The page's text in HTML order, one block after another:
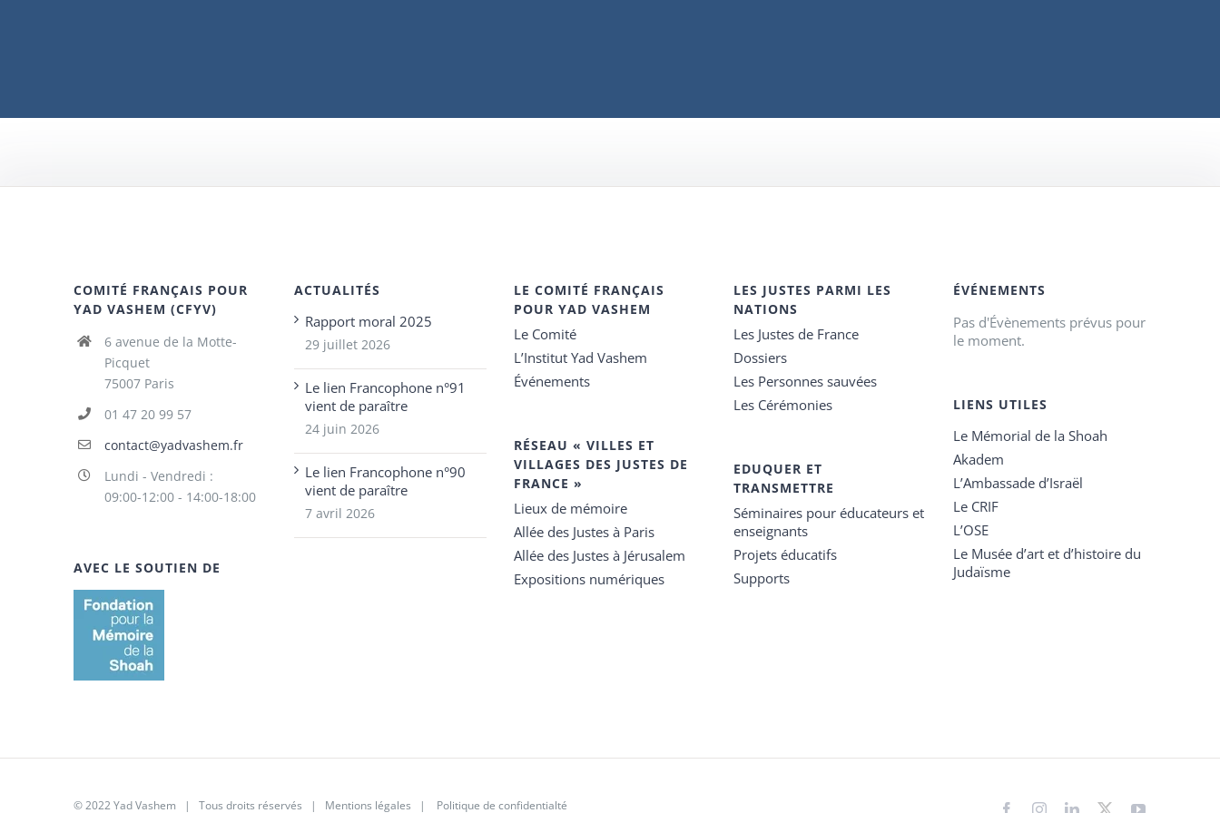
COMITÉ FRANÇAIS POUR
YAD VASHEM (CFYV)
6 avenue de la Motte-
Picquet
75007 Paris
01 47 20 99 57
contact@yadvashem.fr
Lundi - Vendredi :
09:00-12:00 - 14:00-18:00
AVEC LE SOUTIEN DE
ACTUALITÉS
Rapport moral 2025
29 juillet 2026
Le lien Francophone n°91
vient de paraître
24 juin 2026
Le lien Francophone n°90
vient de paraître
7 avril 2026
LE COMITÉ FRANÇAIS
POUR YAD VASHEM
Le Comité
L’Institut Yad Vashem
Événements
RÉSEAU « VILLES ET
VILLAGES DES JUSTES DE
FRANCE »
Lieux de mémoire
Allée des Justes à Paris
Allée des Justes à Jérusalem
Expositions numériques
LES JUSTES PARMI LES
NATIONS
Les Justes de France
Dossiers
Les Personnes sauvées
Les Cérémonies
EDUQUER ET
TRANSMETTRE
Séminaires pour éducateurs et
enseignants
Projets éducatifs
Supports
ÉVÉNEMENTS
Pas d'Évènements prévus pour
le moment.
LIENS UTILES
Le Mémorial de la Shoah
Akadem
L’Ambassade d’Israël
Le CRIF
L’OSE
Le Musée d’art et d’histoire du
Judaïsme
© 2022 Yad Vashem | Tous droits réservés | Mentions légales | Politique de confidentialté FacebookInstagramLinkedIn
X YouTube